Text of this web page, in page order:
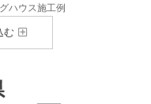
ハウス施工例
む